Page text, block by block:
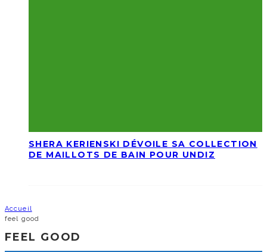
SHERA KERIENSKI DÉVOILE SA COLLECTION
DE MAILLOTS DE BAIN POUR UNDIZ
Accueil
feel good
FEEL GOOD